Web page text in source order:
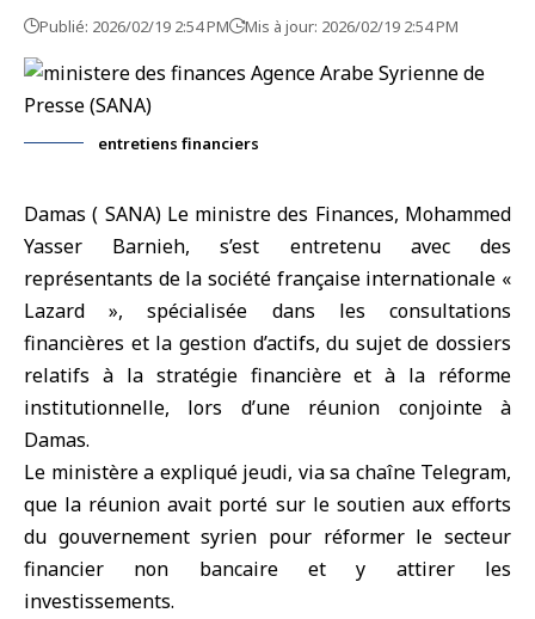
Publié: 2026/02/19 2:54 PM Mis à jour: 2026/02/19 2:54 PM
entretiens financiers
Damas ( SANA) Le ministre des Finances, Mohammed
Yasser Barnieh, s’est entretenu avec des
représentants de la société française internationale «
Lazard», spécialisée dans les consultations
financières et la gestion d’actifs, du sujet de dossiers
relatifs à la stratégie financière et à la réforme
institutionnelle, lors d’une réunion conjointe à
Damas.
Le ministère a expliqué jeudi, via sa chaîne Telegram,
que la réunion avait porté sur le soutien aux efforts
du gouvernement syrien pour réformer le secteur
financier non bancaire et y attirer les
investissements.